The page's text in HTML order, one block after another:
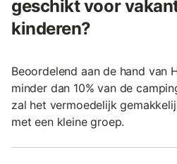
geschikt voor
kinderen?
Beoordelend aan de hand van
minder dan 10% van de
zal het vermoedelijk
met een kleine groep.